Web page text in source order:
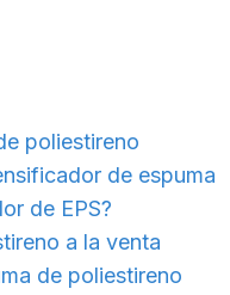
poliestireno
de espuma
de EPS?
a la venta
de poliestireno